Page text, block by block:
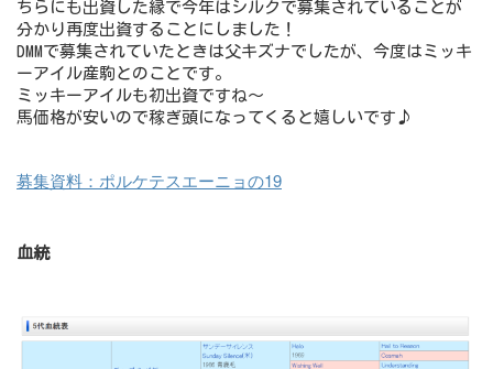
ちらにも出資した縁で今年はシルクで募集されていることが
分かり再度出資することにしました！
DMMで募集されていたときは父キズナでしたが、今度はミッキ
ーアイル産駒とのことです。
ミッキーアイルも初出資ですね～
馬価格が安いので稼ぎ頭になってくると嬉しいです♪
募集資料：ポルケテスエーニョの19
血統